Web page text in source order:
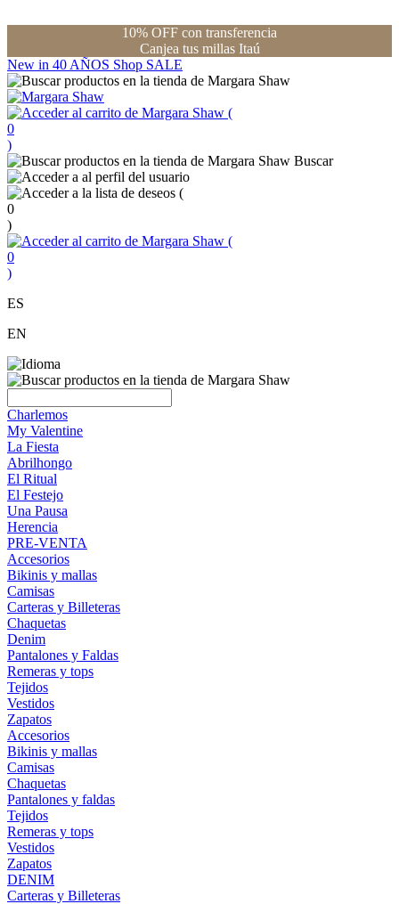
10% OFF con transferencia
Canjea tus millas Itaú
New in 40 AÑOS Shop SALE
(
0
)
Buscar
(
0
)
(
0
)
ES
EN
Charlemos
My Valentine
La Fiesta
Abrilhongo
El Ritual
El Festejo
Una Pausa
Herencia
PRE-VENTA
Accesorios
Bikinis y mallas
Camisas
Carteras y Billeteras
Chaquetas
Denim
Pantalones y Faldas
Remeras y tops
Tejidos
Vestidos
Zapatos
Accesorios
Bikinis y mallas
Camisas
Chaquetas
Pantalones y faldas
Tejidos
Remeras y tops
Vestidos
Zapatos
DENIM
Carteras y Billeteras